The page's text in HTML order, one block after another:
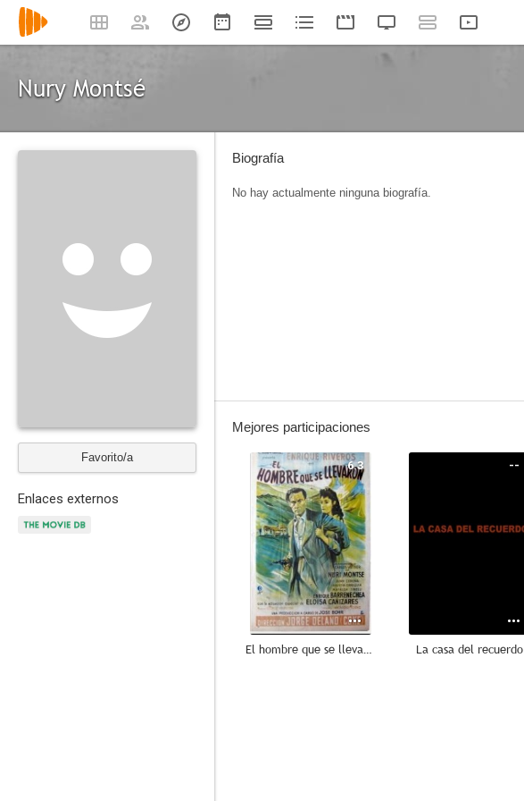
Nury Montsé
Favorito/a
Enlaces externos
Biografía
No hay actualmente ninguna biografía.
Mejores participaciones
6.3
El hombre que se llevaron
--
La casa del recuerdo